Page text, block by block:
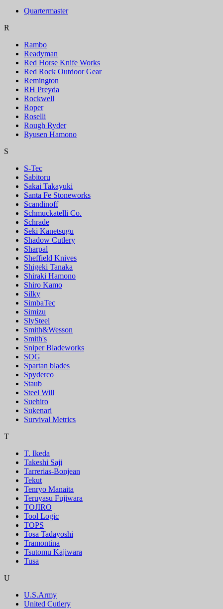
Quartermaster
R
Rambo
Readyman
Red Horse Knife Works
Red Rock Outdoor Gear
Remington
RH Preyda
Rockwell
Roper
Roselli
Rough Ryder
Ryusen Hamono
S
S-Tec
Sabitoru
Sakai Takayuki
Santa Fe Stoneworks
Scandinoff
Schmuckatelli Co.
Schrade
Seki Kanetsugu
Shadow Cutlery
Sharpal
Sheffield Knives
Shigeki Tanaka
Shiraki Hamono
Shiro Kamo
Silky
SimbaTec
Simizu
SlySteel
Smith&Wesson
Smith's
Sniper Bladeworks
SOG
Spartan blades
Spyderco
Staub
Steel Will
Suehiro
Sukenari
Survival Metrics
T
T. Ikeda
Takeshi Saji
Tarrerias-Bonjean
Tekut
Tenryo Manaita
Teruyasu Fujiwara
TOJIRO
Tool Logic
TOPS
Tosa Tadayoshi
Tramontina
Tsutomu Kajiwara
Tusa
U
U.S.Army
United Cutlery